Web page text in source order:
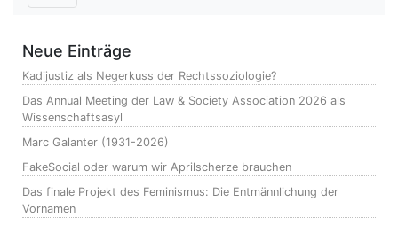
Neue Einträge
Kadijustiz als Negerkuss der Rechtssoziologie?
Das Annual Meeting der Law & Society Association 2026 als
Wissenschaftsasyl
Marc Galanter (1931-2026)
FakeSocial oder warum wir Aprilscherze brauchen
Das finale Projekt des Feminismus: Die Entmännlichung der
Vornamen